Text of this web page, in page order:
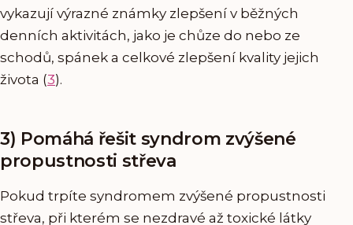
vykazují výrazné známky zlepšení v běžných
denních aktivitách, jako je chůze do nebo ze
schodů, spánek a celkové zlepšení kvality jejich
života (3).
3) Pomáhá řešit syndrom zvýšené
propustnosti střeva
Pokud trpíte syndromem zvýšené propustnosti
střeva, při kterém se nezdravé až toxické látky